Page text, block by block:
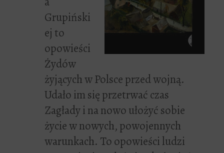
Grupiński
ej to
opowieści
Żydów
żyjących w Polsce przed wojną.
Udało im się przetrwać czas
Zagłady i na nowo ułożyć sobie
życie w nowych, powojennych
warunkach. To opowieści ludzi